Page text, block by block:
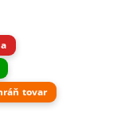
tovar